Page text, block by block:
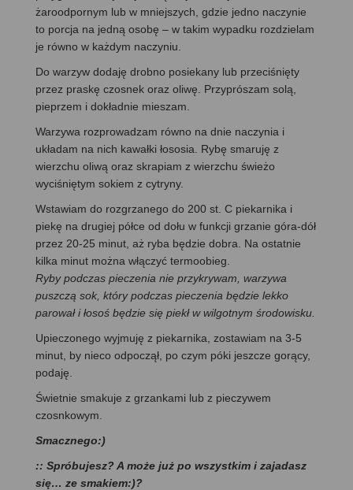
żaroodpornym lub w mniejszych, gdzie jedno naczynie
to porcja na jedną osobę – w takim wypadku rozdzielam
je równo w każdym naczyniu.
Do warzyw dodaję drobno posiekany lub przeciśnięty
przez praskę czosnek oraz oliwę. Przyprószam solą,
pieprzem i dokładnie mieszam.
Warzywa rozprowadzam równo na dnie naczynia i
układam na nich kawałki łososia. Rybę smaruję z
wierzchu oliwą oraz skrapiam z wierzchu świeżo
wyciśniętym sokiem z cytryny.
Wstawiam do rozgrzanego do 200 st. C piekarnika i
piekę na drugiej półce od dołu w funkcji grzanie góra-dół
przez 20-25 minut, aż ryba będzie dobra. Na ostatnie
kilka minut można włączyć termoobieg.
Ryby podczas pieczenia nie przykrywam, warzywa
puszczą sok, który podczas pieczenia będzie lekko
parował i łosoś będzie się piekł w wilgotnym środowisku.
Upieczonego wyjmuję z piekarnika, zostawiam na 3-5
minut, by nieco odpoczął, po czym póki jeszcze gorący,
podaję.
Świetnie smakuje z grzankami lub z pieczywem
czosnkowym.
Smacznego:)
:: Spróbujesz? A może już po wszystkim i zajadasz
się… ze smakiem:)?